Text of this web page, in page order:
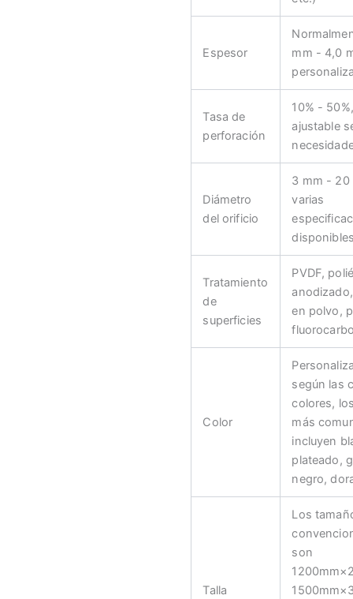
Espesor
mm - 4,0
Tasa de
perforación
10% - 50%,
ajustable
Diámetro
del orificio
3 mm - 20
varias
Tratamiento
de
superficies
PVDF,
en polvo,
Color
según las
colores,
más
incluyen
plateado,
negro,
Talla
Los
son